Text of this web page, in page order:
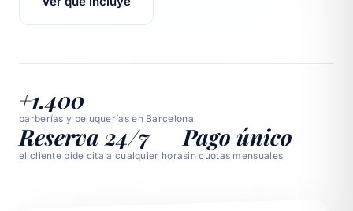
+1.400
barberías y peluquerías en Barcelona
Reserva 24/7
el cliente pide cita a cualquier hora
Pago único
sin cuotas mensuales